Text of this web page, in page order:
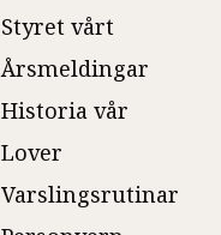
Styret vårt
Årsmeldingar
Historia vår
Lover
Varslingsrutinar